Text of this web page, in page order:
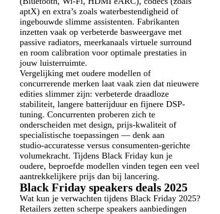
aptX) en extra’s zoals waterbestendigheid of
ingebouwde slimme assistenten. Fabrikanten
inzetten vaak op verbeterde basweergave met
passive radiators, meerkanaals virtuele surround
en room calibration voor optimale prestaties in
jouw luisterruimte.
Vergelijking met oudere modellen of
concurrerende merken laat vaak zien dat nieuwere
edities slimmer zijn: verbeterde draadloze
stabiliteit, langere batterijduur en fijnere DSP-
tuning. Concurrenten proberen zich te
onderscheiden met design, prijs-kwaliteit of
specialistische toepassingen — denk aan
studio‑accuratesse versus consumenten‑gerichte
volumekracht. Tijdens Black Friday kun je
oudere, beproefde modellen vinden tegen een veel
aantrekkelijkere prijs dan bij lancering.
Black Friday speakers deals 2025
Wat kun je verwachten tijdens Black Friday 2025?
Retailers zetten scherpe speakers aanbiedingen